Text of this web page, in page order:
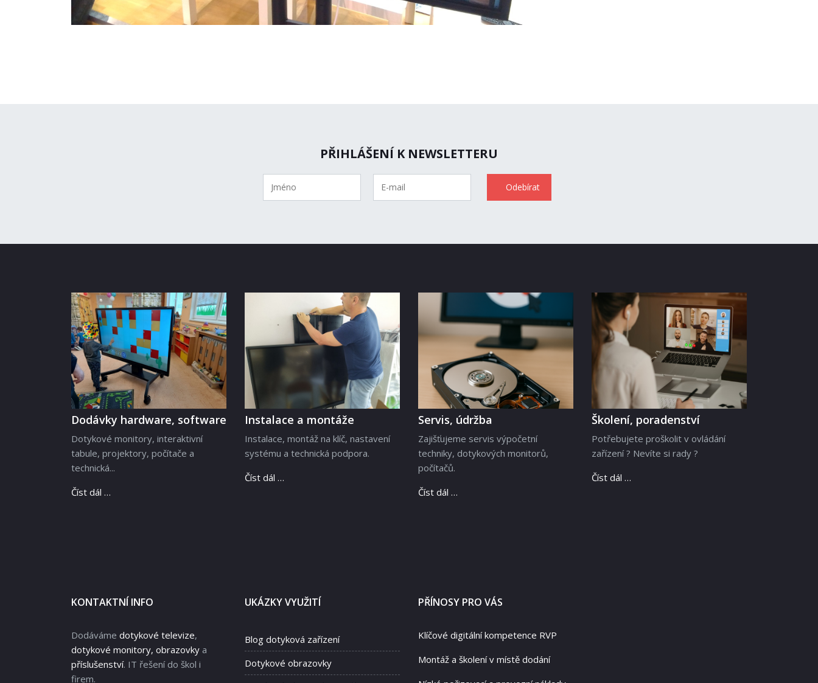
PŘIHLÁŠENÍ K NEWSLETTERU
Dodávky hardware, software
Dotykové monitory, interaktivní
tabule, projektory, počítače a
technická...
Číst dál …
Instalace a montáže
Instalace, montáž na klíč, nastavení
systému a technická podpora.
Číst dál …
Servis, údržba
Zajišťujeme servis výpočetní
techniky, dotykových monitorů,
počítačů.
Číst dál …
Školení, poradenství
Potřebujete proškolit v ovládání
zařízení ? Nevíte si rady ?
Číst dál …
KONTAKTNÍ INFO
Dodáváme dotykové televize,
dotykové monitory, obrazovky a
příslušenství. IT řešení do škol i
firem.
UKÁZKY VYUŽITÍ
Blog dotyková zařízení
Dotykové obrazovky
PŘÍNOSY PRO VÁS
Klíčové digitální kompetence RVP
Montáž a školení v místě dodání